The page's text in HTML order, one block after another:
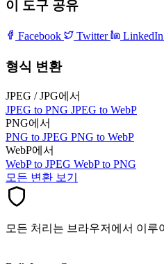
이 도구 공유
Facebook Twitter LinkedIn
형식 변환
JPEG / JPG에서
JPEG to PNG JPEG to WebP
PNG에서
PNG to JPEG PNG to WebP
WebP에서
WebP to JPEG WebP to PNG
모든 변환 보기
모든 처리는 브라우저에서 이